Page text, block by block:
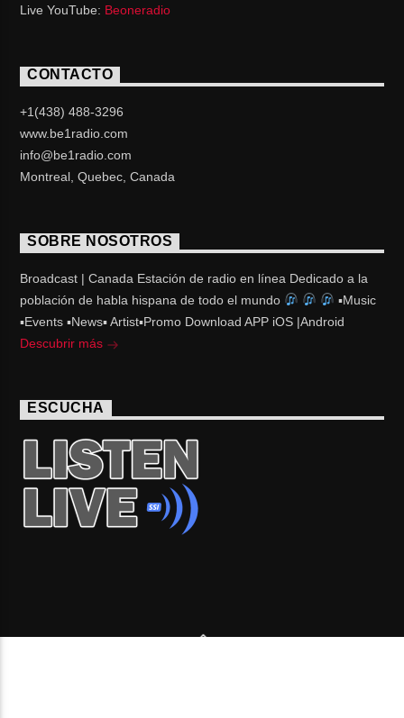
Live YouTube: Beoneradio
CONTACTO
+1(438) 488-3296
www.be1radio.com
info@be1radio.com
Montreal, Quebec, Canada
SOBRE NOSOTROS
Broadcast | Canada Estación de radio en línea Dedicado a la
población de habla hispana de todo el mundo
▪Music
▪Events ▪News▪ Artist▪Promo Download APP iOS |Android
Descubrir más
ESCUCHA